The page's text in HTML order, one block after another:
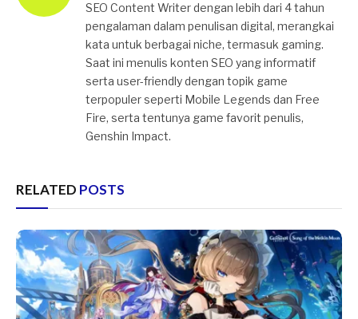
SEO Content Writer dengan lebih dari 4 tahun
pengalaman dalam penulisan digital, merangkai
kata untuk berbagai niche, termasuk gaming.
Saat ini menulis konten SEO yang informatif
serta user-friendly dengan topik game
terpopuler seperti Mobile Legends dan Free
Fire, serta tentunya game favorit penulis,
Genshin Impact.
RELATED POSTS